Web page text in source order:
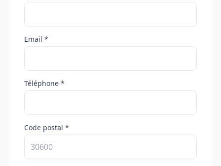
Email *
Téléphone *
Code postal *